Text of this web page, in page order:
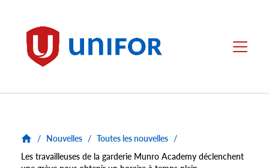
Unifor Menu
/ Nouvelles / Toutes les nouvelles /
Les travailleuses de la garderie Munro Academy déclenchent